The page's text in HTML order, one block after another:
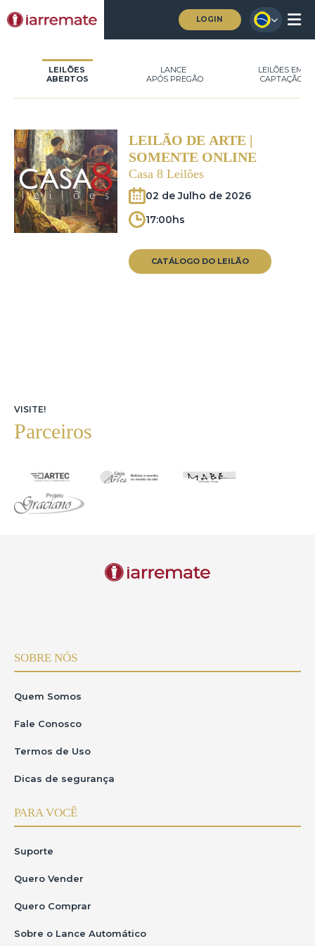
LOGIN
LEILÕES
ABERTOS
LANCE
APÓS PREGÃO
LEILÕES EM
CAPTAÇÃO
LEILÃO DE ARTE |
SOMENTE ONLINE
Casa 8 Leilões
02 de Julho de 2026
17:00hs
CATÁLOGO DO LEILÃO
VISITE!
Parceiros
SOBRE NÓS
Quem Somos
Fale Conosco
Termos de Uso
Dicas de segurança
PARA VOCÊ
Suporte
Quero Vender
Quero Comprar
Sobre o Lance Automático